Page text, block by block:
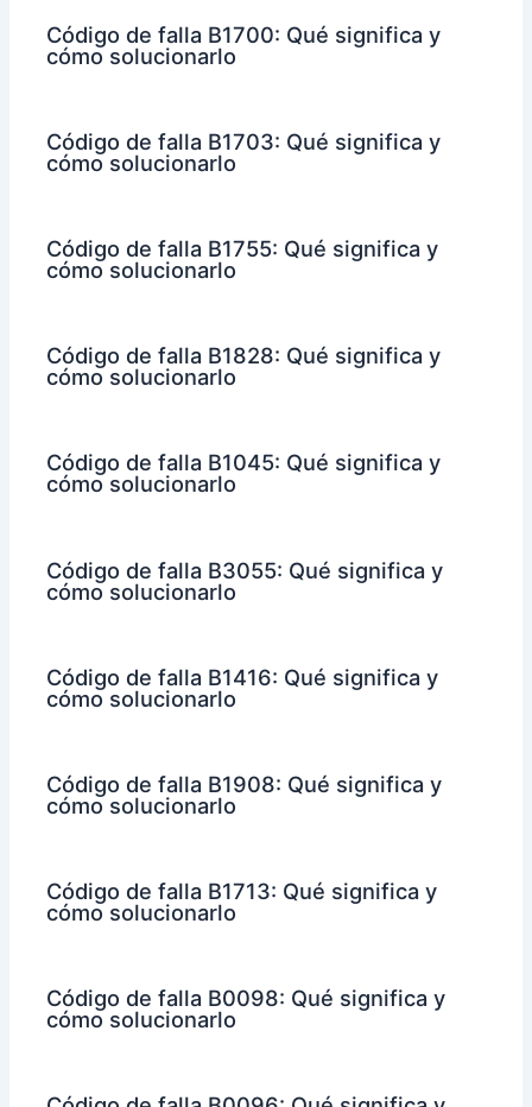
Código de falla B1700: Qué significa y
cómo solucionarlo
Código de falla B1703: Qué significa y
cómo solucionarlo
Código de falla B1755: Qué significa y
cómo solucionarlo
Código de falla B1828: Qué significa y
cómo solucionarlo
Código de falla B1045: Qué significa y
cómo solucionarlo
Código de falla B3055: Qué significa y
cómo solucionarlo
Código de falla B1416: Qué significa y
cómo solucionarlo
Código de falla B1908: Qué significa y
cómo solucionarlo
Código de falla B1713: Qué significa y
cómo solucionarlo
Código de falla B0098: Qué significa y
cómo solucionarlo